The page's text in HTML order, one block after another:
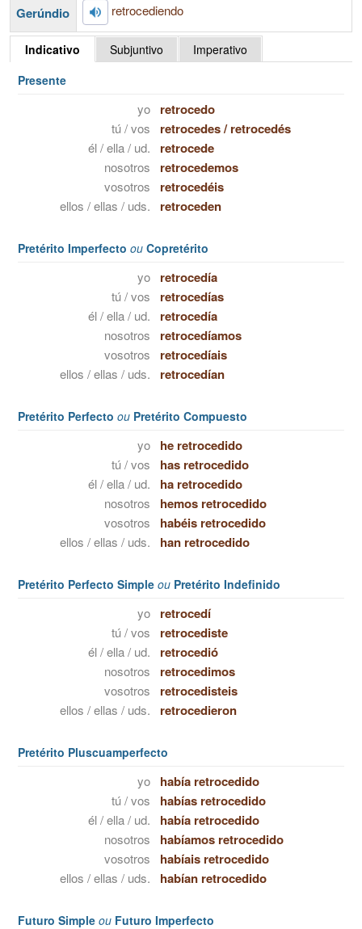
Gerúndio retrocediendo
Indicativo Subjuntivo
Imperativo
Presente
yo retrocedo
tú / vos retrocedes/retrocedés
él / ella / ud. retrocede
nosotros retrocedemos
vosotros retrocedéis
ellos / ellas / uds. retroceden
Pretérito Imperfecto ou Copretérito
yo retrocedía
tú / vos retrocedías
él / ella / ud. retrocedía
nosotros retrocedíamos
vosotros retrocedíais
ellos / ellas / uds. retrocedían
Pretérito Perfecto ou Pretérito Compuesto
yo he retrocedido
tú / vos has retrocedido
él / ella / ud. ha retrocedido
nosotros hemos retrocedido
vosotros habéis retrocedido
ellos / ellas / uds. han retrocedido
Pretérito Perfecto Simple ou Pretérito Indefinido
yo retrocedí
tú / vos retrocediste
él / ella / ud. retrocedió
nosotros retrocedimos
vosotros retrocedisteis
ellos / ellas / uds. retrocedieron
Pretérito Pluscuamperfecto
yo había retrocedido
tú / vos habías retrocedido
él / ella / ud. había retrocedido
nosotros habíamos retrocedido
vosotros habíais retrocedido
ellos / ellas / uds. habían retrocedido
Futuro Simple ou Futuro Imperfecto